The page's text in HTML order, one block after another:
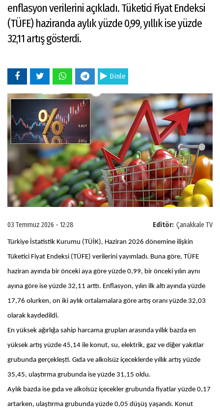
enflasyon verilerini açıkladı. Tüketici Fiyat Endeksi
(TÜFE) haziranda aylık yüzde 0,99, yıllık ise yüzde
32,11 artış gösterdi.
Dinle
Editör: Çanakkale TV
03 Temmuz 2026 - 12:28
Türkiye İstatistik Kurumu (TÜİK), Haziran 2026 dönemine ilişkin
Tüketici Fiyat Endeksi (TÜFE) verilerini yayımladı. Buna göre, TÜFE
haziran ayında bir önceki aya göre yüzde 0,99, bir önceki yılın aynı
ayına göre ise yüzde 32,11 arttı. Enflasyon, yılın ilk altı ayında yüzde
17,76 olurken, on iki aylık ortalamalara göre artış oranı yüzde 32,03
olarak kaydedildi.
En yüksek ağırlığa sahip harcama grupları arasında yıllık bazda en
yüksek artış yüzde 45,14 ile konut, su, elektrik, gaz ve diğer yakıtlar
grubunda gerçekleşti. Gıda ve alkolsüz içeceklerde yıllık artış yüzde
35,45, ulaştırma grubunda ise yüzde 31,15 oldu.
Aylık bazda ise gıda ve alkolsüz içecekler grubunda fiyatlar yüzde 0,17
artarken, ulaştırma grubunda yüzde 0,05 düşüş yaşandı. Konut